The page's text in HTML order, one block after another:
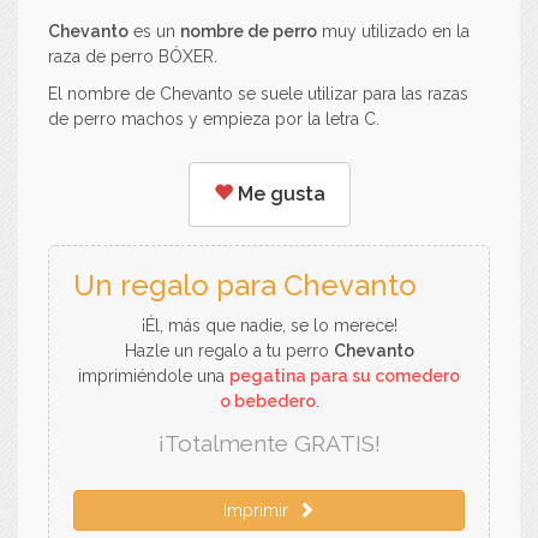
Chevanto es un nombre de perro muy utilizado en la
raza de perro BÓXER.
El nombre de Chevanto se suele utilizar para las razas
de perro machos y empieza por la letra C.
Me gusta
Un regalo para Chevanto
¡Él, más que nadie, se lo merece!
Hazle un regalo a tu perro Chevanto
imprimiéndole una pegatina para su comedero
o bebedero.
¡Totalmente GRATIS!
Imprimir